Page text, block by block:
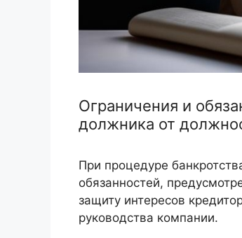
Ограничения и
должника от
При процедуре
обязанностей,
защиту интересов
руководства компании.